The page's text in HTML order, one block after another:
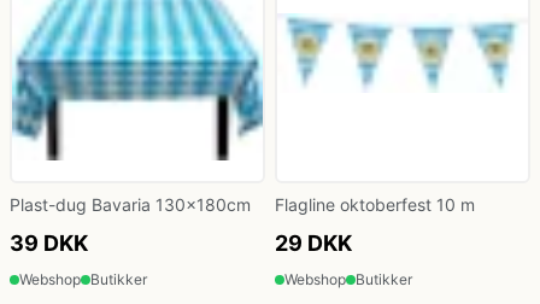
Vinger til kostume
Plast-dug Bavaria 130x180cm
39 DKK
Webshop Butikker
Flagline oktoberfest 10 m
29 DKK
Webshop Butikker